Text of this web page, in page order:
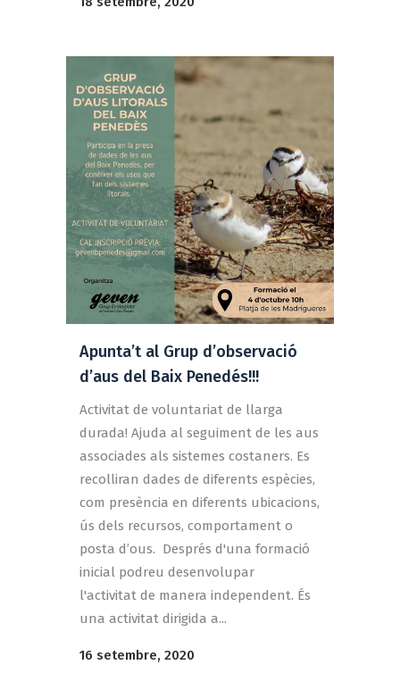
Apunta’t al Grup d’observació
d’aus del Baix Penedés!!!
Activitat de voluntariat de llarga
durada! Ajuda al seguiment de les aus
associades als sistemes costaners. Es
recolliran dades de diferents espècies,
com presència en diferents ubicacions,
ús dels recursos, comportament o
posta d’ous. Després d'una formació
inicial podreu desenvolupar
l'activitat de manera independent. És
una activitat dirigida a...
16 setembre, 2020